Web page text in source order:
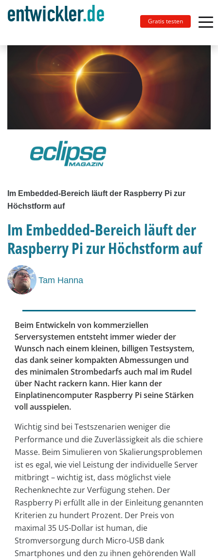
Gratis testen
Im Embedded-Bereich läuft der Raspberry Pi zur
Höchstform auf
Im Embedded-Bereich läuft der
Raspberry Pi zur Höchstform auf
Tam Hanna
Beim Entwickeln von kommerziellen
Serversystemen entsteht immer wieder der
Wunsch nach einem kleinen, billigen Testsystem,
das dank seiner kompakten Abmessungen und
des minimalen Strombedarfs auch mal im Rudel
über Nacht rackern kann. Hier kann der
Einplatinencomputer Raspberry Pi seine Stärken
voll ausspielen.
Wichtig sind bei Testszenarien weniger die
Performance und die Zuverlässigkeit als die schiere
Masse. Beim Simulieren von Skalierungsproblemen
ist es egal, wie viel Leistung der individuelle Server
mitbringt – wichtig ist, dass möglichst viele
Rechenknechte zur Verfügung stehen. Der
Raspberry Pi erfüllt alle in der Einleitung genannten
Kriterien zu hundert Prozent. Der Preis von
maximal 35 US-Dollar ist human, die
Stromversorgung durch Micro-USB dank
Smartphones und den zu ihnen gehörenden Wall